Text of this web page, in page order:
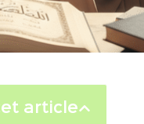
article